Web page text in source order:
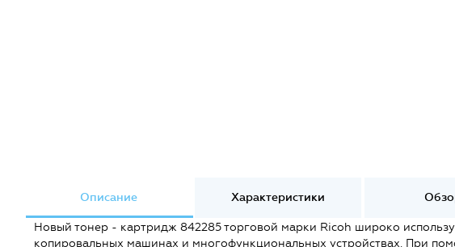
Описание Характеристики
Новый тонер - картридж 842285 торговой марки Ricoh широко
копировальных машинах и многофункциональных устройствах. При